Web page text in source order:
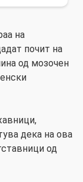
на
почит на
од мозочен
дека на ова
од